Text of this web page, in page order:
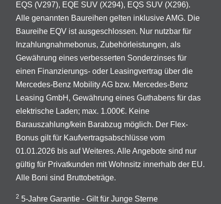
EQS (V297), EQE SUV (X294), EQS SUV (X296).
Alle genannten Baureihen gelten inklusive AMG. Die
Baureihe EQV ist ausgeschlossen. Nur nutzbar für
Inzahlungnahmebonus, Zubehörleistungen, als
Gewährung eines verbesserten Sonderzinses für
einen Finanzierungs- oder Leasingvertrag über die
Mercedes-Benz Mobility AG bzw. Mercedes-Benz
Leasing GmbH, Gewährung eines Guthabens für das
elektrische Laden; max. 1.000€. Keine
Barauszahlung/kein Barabzug möglich. Der Flex-
Bonus gilt für Kaufvertragsabschlüsse vom
01.01.2026 bis auf Weiteres. Alle Angebote sind nur
gültig für Privatkunden mit Wohnsitz innerhalb der EU.
Alle Boni sind Bruttobeträge.
2 5-Jahre Garantie - Gilt für Junge Sterne